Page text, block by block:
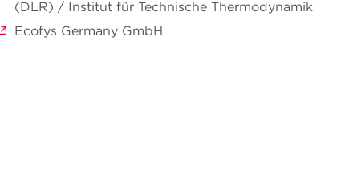
(DLR) / Institut für Technische Thermodynamik
Ecofys Germany GmbH